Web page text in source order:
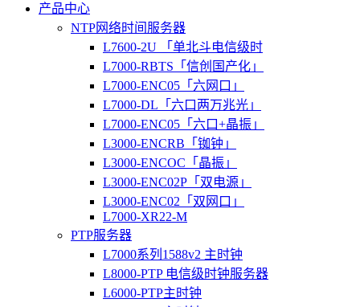
产品中心
NTP网络时间服务器
L7600-2U 「单北斗电信级时
L7000-RBTS「信创国产化」
L7000-ENC05「六网口」
L7000-DL「六口两万兆光」
L7000-ENC05「六口+晶振」
L3000-ENCRB「铷钟」
L3000-ENCOC「晶振」
L3000-ENC02P「双电源」
L3000-ENC02「双网口」
L7000-XR22-M
PTP服务器
L7000系列1588v2 主时钟
L8000-PTP 电信级时钟服务器
L6000-PTP主时钟